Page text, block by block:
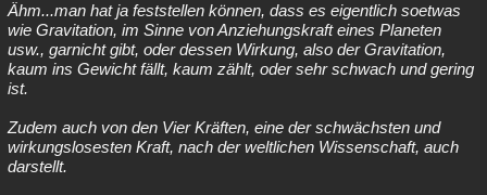
Ähm...man hat ja feststellen können, dass es eigentlich soetwas
wie Gravitation, im Sinne von Anziehungskraft eines Planeten
usw., garnicht gibt, oder dessen Wirkung, also der Gravitation,
kaum ins Gewicht fällt, kaum zählt, oder sehr schwach und gering
ist.
Zudem auch von den Vier Kräften, eine der schwächsten und
wirkungslosesten Kraft, nach der weltlichen Wissenschaft, auch
darstellt.